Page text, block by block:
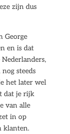
zijn dus
George
en is dat
steeds
het later wel
dat je rijk
van alle
in op
klanten.